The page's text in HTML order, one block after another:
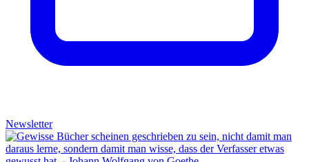
Newsletter